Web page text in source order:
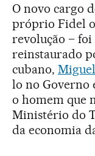
O novo cargo
próprio Fidel
revolução – foi
reinstaurado
cubano,
lo no Governo
o homem que
Ministério do
da economia